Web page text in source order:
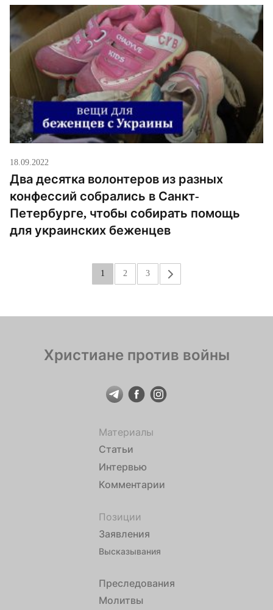
18.09.2022
Два десятка волонтеров из разных
конфессий собрались в Санкт-
Петербурге, чтобы собирать помощь
для украинских беженцев
1 2 3 »
Христиане против войны
Материалы
Статьи
Интервью
Комментарии
Позиции
Заявления
Высказывания
Преследования
Молитвы